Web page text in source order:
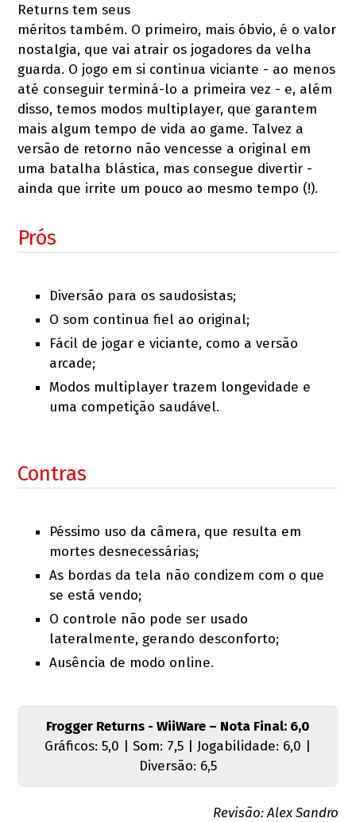
Returns tem seus
méritos também. O primeiro, mais óbvio, é o valor
nostalgia, que vai atrair os jogadores da velha
guarda. O jogo em si continua viciante - ao menos
até conseguir terminá-lo a primeira vez - e, além
disso, temos modos multiplayer, que garantem
mais algum tempo de vida ao game. Talvez a
versão de retorno não vencesse a original em
uma batalha blástica, mas consegue divertir -
ainda que irrite um pouco ao mesmo tempo (!).
Prós
Diversão para os saudosistas;
O som continua fiel ao original;
Fácil de jogar e viciante, como a versão
arcade;
Modos multiplayer trazem longevidade e
uma competição saudável.
Contras
Péssimo uso da câmera, que resulta em
mortes desnecessárias;
As bordas da tela não condizem com o que
se está vendo;
O controle não pode ser usado
lateralmente, gerando desconforto;
Ausência de modo online.
Frogger Returns - WiiWare – Nota Final: 6,0
Gráficos: 5,0 | Som: 7,5 | Jogabilidade: 6,0 |
Diversão: 6,5
Revisão: Alex Sandro